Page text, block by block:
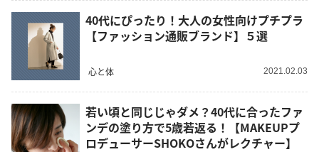
40代にぴったり！大人の女性向けプチプラ
【ファッション通販ブランド】５選
心と体 2021.02.03
若い頃と同じじゃダメ？40代に合ったファ
ンデの塗り方で5歳若返る！【MAKEUPプ
ロデューサーSHOKOさんがレクチャー】